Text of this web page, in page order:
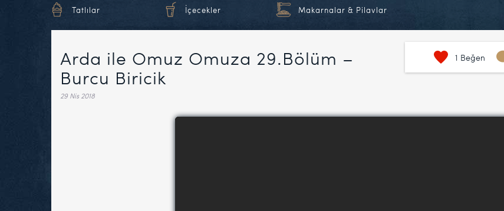
Tatlılar İçecekler Makarnalar & Pilavlar
Arda ile Omuz Omuza 29.Bölüm –
Burcu Biricik
29 Nis 2018
1 Beğen